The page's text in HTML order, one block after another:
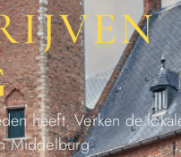
heeft. Verken de
Middelburg.